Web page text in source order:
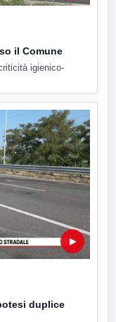
il Comune
igienico-
▶
duplice